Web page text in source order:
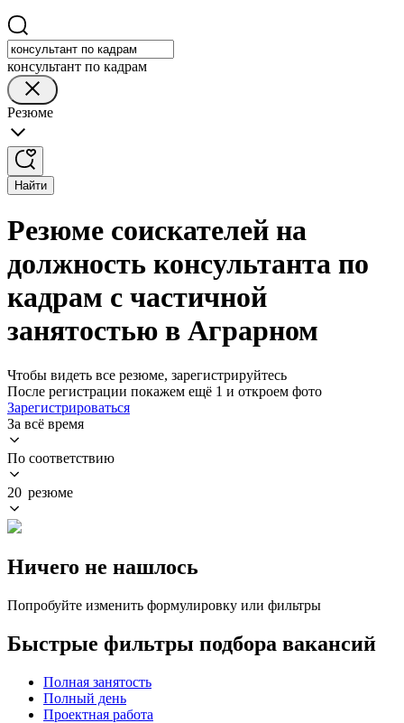
консультант по кадрам
Резюме
Найти
Резюме соискателей на
должность консультанта по
кадрам с частичной
занятостью в Аграрном
Чтобы видеть все резюме, зарегистрируйтесь
После регистрации покажем ещё 1 и откроем фото
Зарегистрироваться
За всё время
По соответствию
20 резюме
Ничего не нашлось
Попробуйте изменить формулировку или фильтры
Быстрые фильтры подбора вакансий
Полная занятость
Полный день
Проектная работа